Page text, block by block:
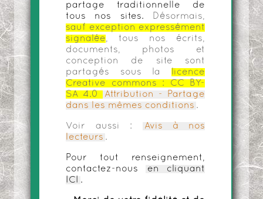
partage traditionnelle de
tous nos sites.
Désormais,
sauf exception expressément
signalée, tous nos écrits,
documents, photos et
conception de site sont
partagés sous la
licence
Creative commons :
CC BY-
SA 4.0
Attribution - Partage
dans les mêmes conditions .
Voir aussi :
Avis à nos
lecteurs .
Pour tout renseignement,
contactez-nous
en cliquant
ICI
.